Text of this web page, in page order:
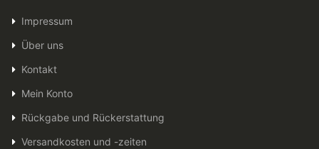
Impressum
Über uns
Kontakt
Mein Konto
Rückgabe und Rückerstattung
Versandkosten und -zeiten